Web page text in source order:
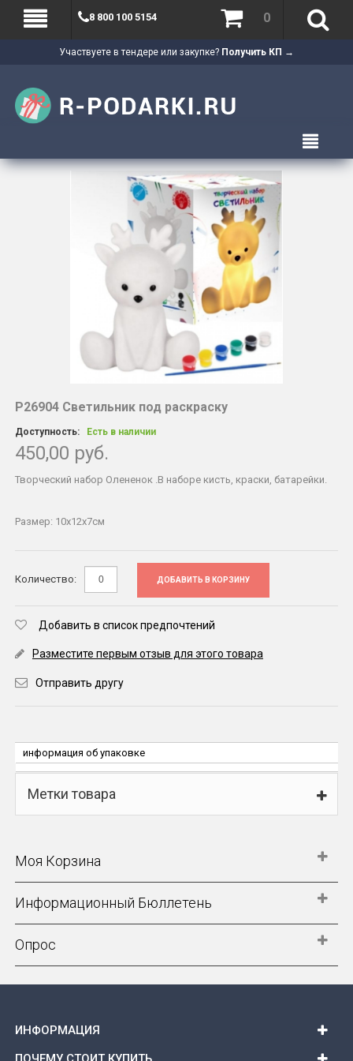
Участвуете в тендере или закупке? Получить КП →
8 800 100 5154 0
Р26904 Светильник под раскраску
Доступность: Есть в наличии
450,00 руб.
Творческий набор Олененок .В наборе кисть, краски, батарейки.
Размер: 10х12х7см
Количество: ДОБАВИТЬ В КОРЗИНУ
Добавить в список предпочтений
Разместите первым отзыв для этого товара
Отправить другу
информация об упаковке
Метки товара
Моя Корзина
Информационный Бюллетень
Опрос
ИНФОРМАЦИЯ